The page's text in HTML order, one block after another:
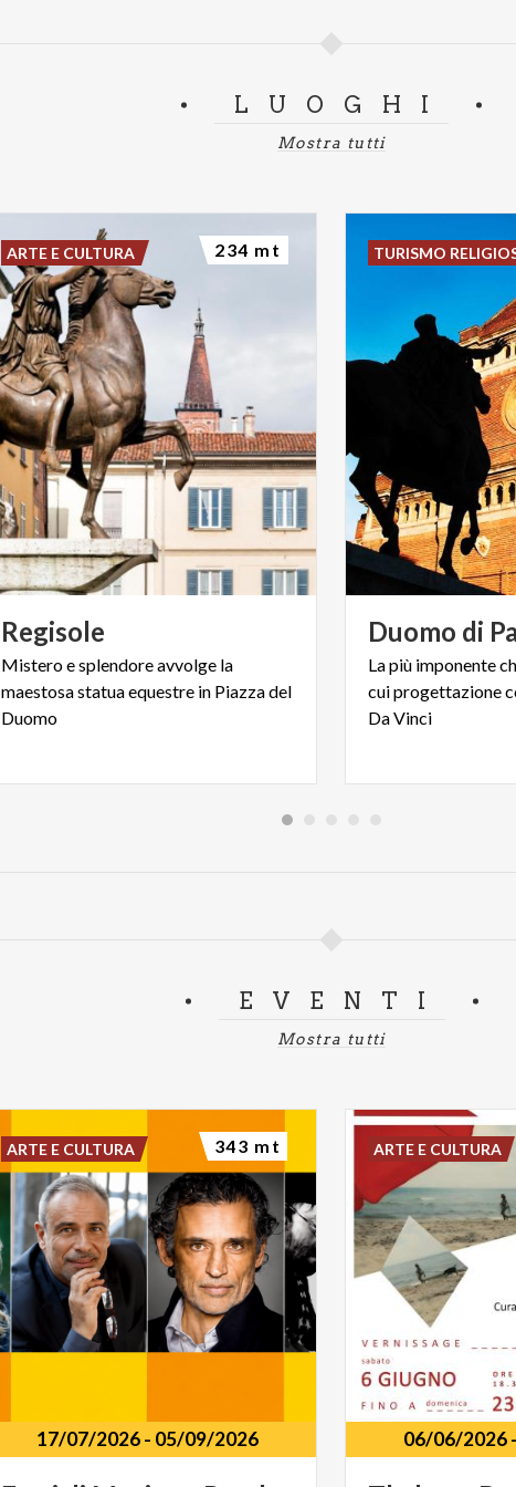
LUOGHI
Mostra tutti
Regisole
Mistero e splendore avvolge la
maestosa statua equestre in Piazza del
Duomo
ARTE E CULTURA 234 mt
Duomo di
La più imponente
cui progettazione
Da Vinci
TURISMO
EVENTI
Mostra tutti
17/07/2026- 05/09/2026
ARTE E CULTURA 343 mt
06/06/2026-
ARTE E CULTURA